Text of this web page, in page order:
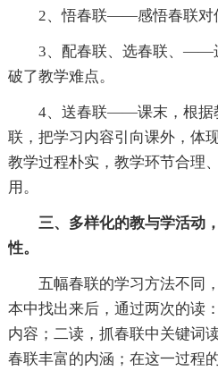
2、悟春联——感悟春联对
3、配春联、选春联、——
破了教学难点。
4、送春联——课末，根据
联，把学习内容引向课外，体
教学过程朴实，教学环节合理
用。
三、多样化的教与学活动
性。
五幅春联的学习方法不同
本中找出来后，通过两次的读
内容；二读，抓春联中关键词
春联丰富的内涵；在这一过程